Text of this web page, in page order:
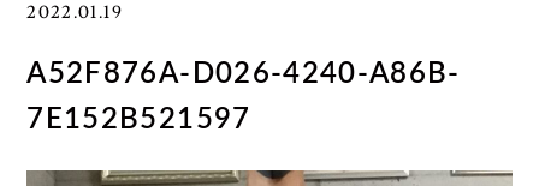
2022.01.19
A52F876A-D026-4240-A86B-
7E152B521597